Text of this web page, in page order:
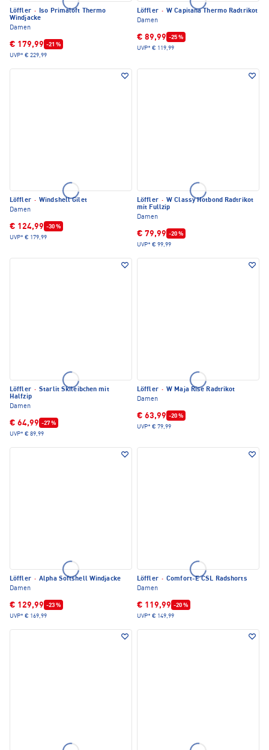
Löffler · Iso Primaloft Thermo
Windjacke
Damen
€ 179,99 -21 %
UVP* € 229,99
Löffler · W Capitana Thermo Radtrikot
Damen
€ 89,99 -25 %
UVP* € 119,99
Löffler · Windshell Gilet
Damen
€ 124,99 -30 %
UVP* € 179,99
Löffler · W Classy Hotbond Radtrikot
mit Fullzip
Damen
€ 79,99 -20 %
UVP* € 99,99
Löffler · Starlit Skileibchen mit
Halfzip
Damen
€ 64,99 -27 %
UVP* € 89,99
Löffler · W Maja Rise Radtrikot
Damen
€ 63,99 -20 %
UVP* € 79,99
Löffler · Alpha Softshell Windjacke
Damen
€ 129,99 -23 %
UVP* € 169,99
Löffler · Comfort-E CSL Radshorts
Damen
€ 119,99 -20 %
UVP* € 149,99